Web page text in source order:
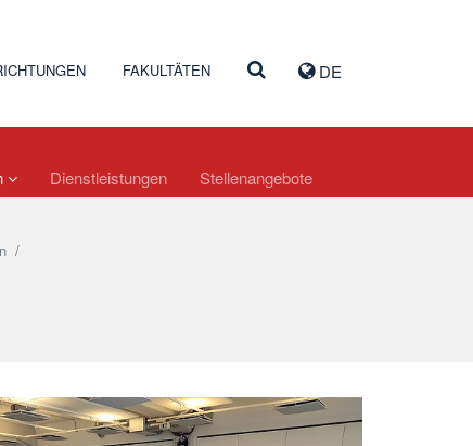
DE
FAKULTÄTEN
Dienstleistungen Stellenangebote
/